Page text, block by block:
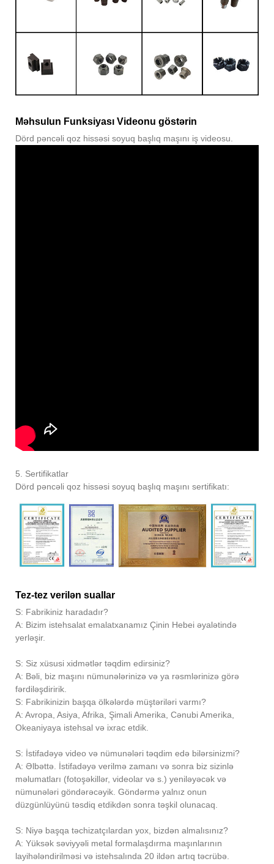
Məhsulun Funksiyası Videonu göstərin
Dörd pəncəli qoz hissəsi soyuq başlıq maşını iş videosu.
5. Sertifikatlar
Dörd pəncəli qoz hissəsi soyuq başlıq maşını sertifikatı:
Tez-tez verilən suallar
S: Fabrikiniz haradadır?
A: Bizim istehsalat emalatxanamız Çinin Hebei əyalətində
yerləşir.
S: Siz xüsusi xidmətlər təqdim edirsiniz?
A: Bəli, biz maşını nümunələrinizə və ya rəsmlərinizə görə
fərdiləşdiririk.
S: Fabrikinizin başqa ölkələrdə müştəriləri varmı?
A: Avropa, Asiya, Afrika, Şimali Amerika, Cənubi Amerika,
Okeaniyaya istehsal və ixrac etdik.
S: İstifadəyə video və nümunələri təqdim edə bilərsinizmi?
A: Əlbəttə. İstifadəyə verilmə zamanı və sonra biz sizinlə
məlumatları (fotoşəkillər, videolar və s.) yeniləyəcək və
nümunələri göndərəcəyik. Göndərmə yalnız onun
düzgünlüyünü təsdiq etdikdən sonra təşkil olunacaq.
S: Niyə başqa təchizatçılardan yox, bizdən almalısınız?
A: Yüksək səviyyəli metal formalaşdırma maşınlarının
layihələndirilməsi və istehsalında 20 ildən artıq təcrübə.